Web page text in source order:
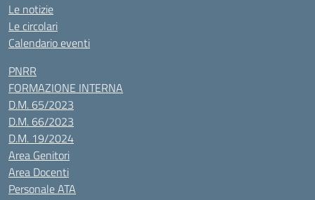
Le notizie
Le circolari
Calendario eventi
PNRR
FORMAZIONE INTERNA
D.M. 65/2023
D.M. 66/2023
D.M. 19/2024
Area Genitori
Area Docenti
Personale ATA